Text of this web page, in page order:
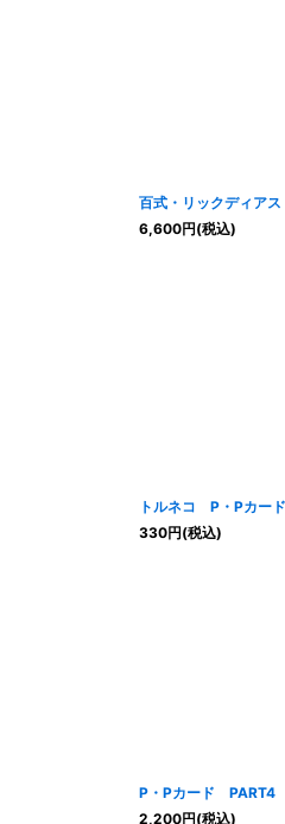
百式・リックディア
6,600円(税込)
トルネコ P・Pカー
330円(税込)
P・Pカード PART4
2,200円(税込)